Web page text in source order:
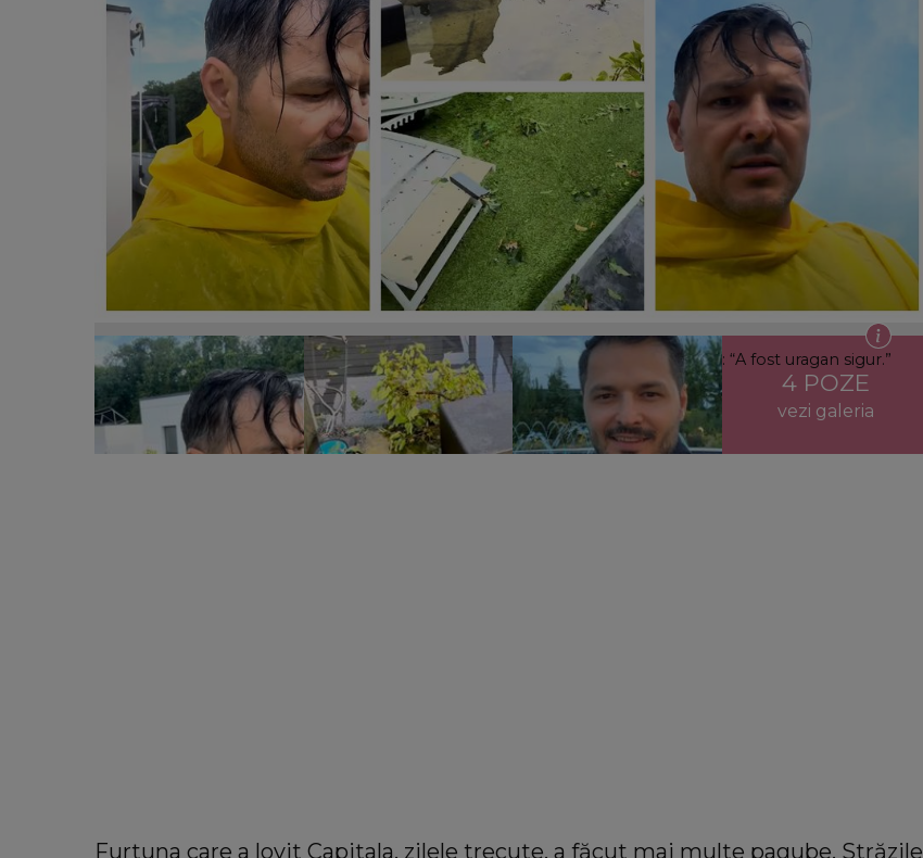
Vila lui lui Liviu Vârciu a fost inundată, după furtuna de zilele trecute din București: “A fost uragan sigur.”
4 POZE
vezi galeria
Furtuna care a lovit Capitala, zilele trecute, a făcut mai multe pagube. Străzile